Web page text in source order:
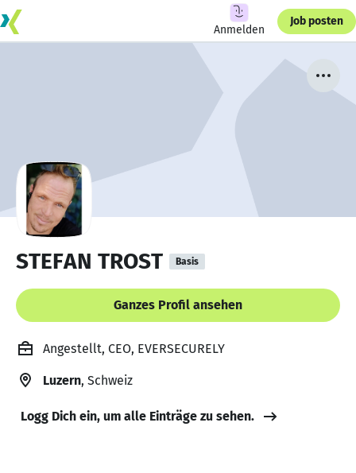
Anmelden
Job posten
STEFAN TROST Basis
Ganzes Profil ansehen
Angestellt, CEO, EVERSECURELY
Luzern, Schweiz
Logg Dich ein, um alle Einträge zu sehen.